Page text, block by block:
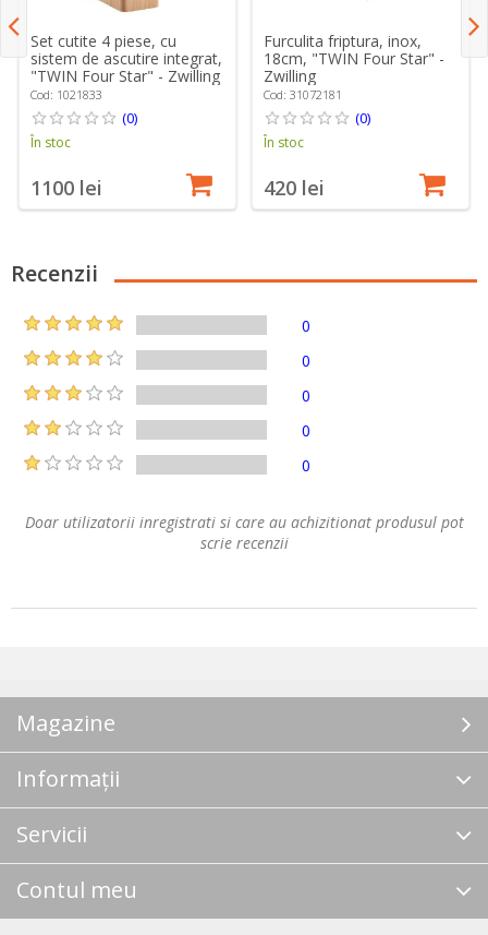
Set cutite 4 piese, cu
sistem de ascutire integrat,
"TWIN Four Star" - Zwilling
Cod: 1021833
(0)
În stoc
1100 lei
Furculita friptura, inox,
18cm, "TWIN Four Star" -
Zwilling
Cod: 31072181
(0)
În stoc
420 lei
Recenzii
0
0
0
0
0
Doar utilizatorii inregistrati si care au achizitionat produsul pot
scrie recenzii
Magazine
Informații
Servicii
Contul meu